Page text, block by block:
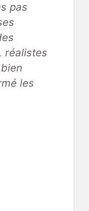
pas
réalistes
les